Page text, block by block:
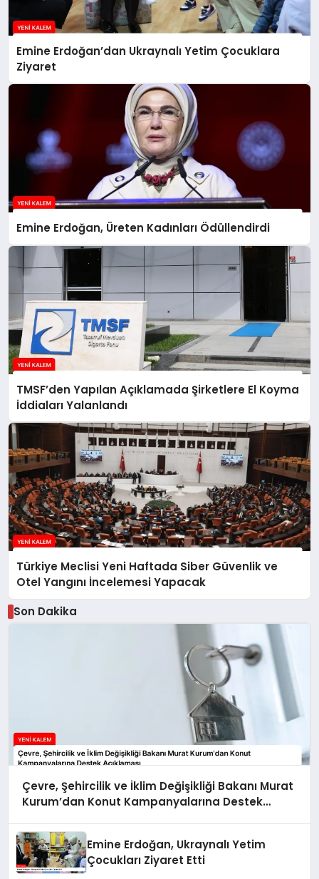
Emine Erdoğan’dan Ukraynalı Yetim Çocuklara
Ziyaret
Emine Erdoğan, Üreten Kadınları Ödüllendirdi
TMSF’den Yapılan Açıklamada Şirketlere El Koyma
İddiaları Yalanlandı
Türkiye Meclisi Yeni Haftada Siber Güvenlik ve
Otel Yangını İncelemesi Yapacak
Son Dakika
Çevre, Şehircilik ve İklim Değişikliği Bakanı Murat
Kurum’dan Konut Kampanyalarına Destek
Emine Erdoğan, Ukraynalı Yetim
Çocukları Ziyaret Etti